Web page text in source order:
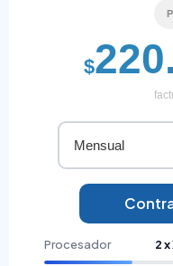
$
Mensual
Procesador 2